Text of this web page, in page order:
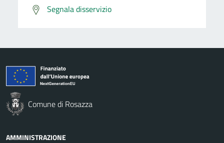
Segnala disservizio
Comune di Rosazza
AMMINISTRAZIONE